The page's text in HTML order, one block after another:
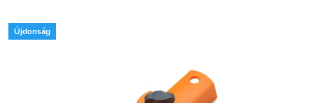
Újdonság